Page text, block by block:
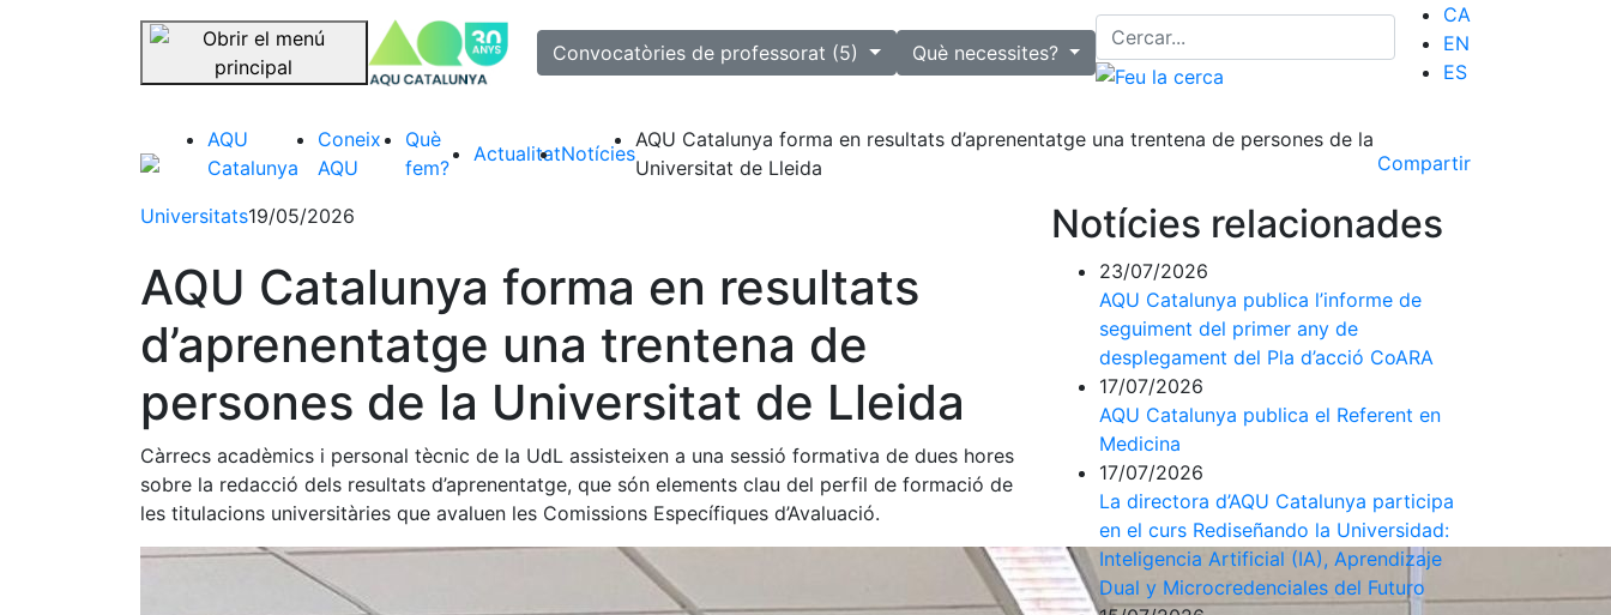
Saltar la navegació
selected
Convocatòries de professorat (5)
Què necessites?
CA
EN
ES
AQU
Catalunya
Coneix
AQU
Què
fem?
ActualitatNotícies
AQU Catalunya forma en resultats d’aprenentatge una trentena de persones de la
Universitat de Lleida
Compartir
Universitats19/05/2026
AQU Catalunya forma en resultats
d’aprenentatge una trentena de
persones de la Universitat de Lleida
Càrrecs acadèmics i personal tècnic de la UdL assisteixen a una sessió formativa de dues hores
sobre la redacció dels resultats d’aprenentatge, que són elements clau del perfil de formació de
les titulacions universitàries que avaluen les Comissions Específiques d’Avaluació.
Notícies relacionades
23/07/2026
AQU Catalunya publica l’informe de
seguiment del primer any de
desplegament del Pla d’acció CoARA
17/07/2026
AQU Catalunya publica el Referent en
Medicina
17/07/2026
La directora d’AQU Catalunya participa
en el curs Rediseñando la Universidad:
Inteligencia Artificial (IA), Aprendizaje
Dual y Microcredenciales del Futuro